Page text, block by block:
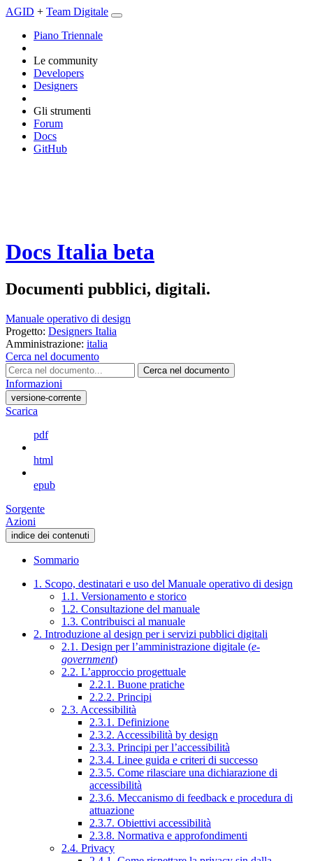
AGID + Team Digitale
Piano Triennale
Le community
Developers
Designers
Gli strumenti
Forum
Docs
GitHub
Docs Italia beta
Documenti pubblici, digitali.
Manuale operativo di design
Progetto: Designers Italia
Amministrazione: italia
Cerca nel documento
Cerca nel documento
Informazioni
versione-corrente
Scarica
pdf
html
epub
Sorgente
Azioni
indice dei contenuti
Sommario
1. Scopo, destinatari e uso del Manuale operativo di design
1.1. Versionamento e storico
1.2. Consultazione del manuale
1.3. Contribuisci al manuale
2. Introduzione al design per i servizi pubblici digitali
2.1. Design per l’amministrazione digitale (e-
government)
2.2. L’approccio progettuale
2.2.1. Buone pratiche
2.2.2. Principi
2.3. Accessibilità
2.3.1. Definizione
2.3.2. Accessibilità by design
2.3.3. Principi per l’accessibilità
2.3.4. Linee guida e criteri di successo
2.3.5. Come rilasciare una dichiarazione di
accessibilità
2.3.6. Meccanismo di feedback e procedura di
attuazione
2.3.7. Obiettivi accessibilità
2.3.8. Normativa e approfondimenti
2.4. Privacy